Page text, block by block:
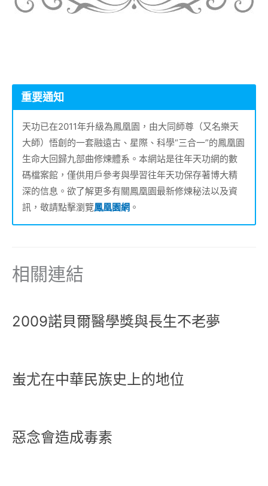
重要通知
天功已在2011年升級為鳳凰園，由大同師尊（又名樂天
大師）悟創的一套融遠古、星際、科學“三合一”的鳳凰園
生命大回歸九部曲修煉體系。本網站是往年天功網的數
碼檔案館，僅供用戶參考與學習往年天功保存著博大精
深的信息。欲了解更多有關鳳凰園最新修煉秘法以及資
訊，敬請點擊瀏覽鳳凰園網 。
相關連結
2009諾貝爾醫學獎與長生不老夢
蚩尤在中華民族史上的地位
惡念會造成毒素